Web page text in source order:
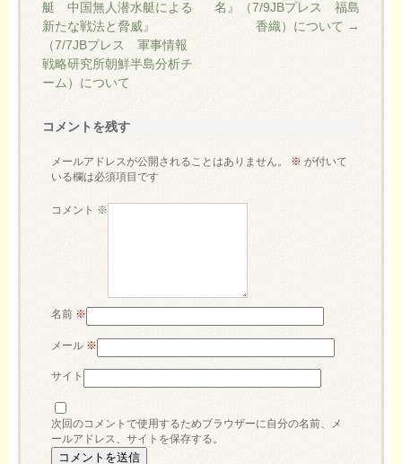
艇 中国無人潜水艇による
新たな戦法と脅威』
（7/7JBプレス 軍事情報
戦略研究所朝鮮半島分析チ
ーム）について
名』（7/9JBプレス 福島
香織）について →
コメントを残す
メールアドレスが公開されることはありません。 ※ が付いて
いる欄は必須項目です
コメント ※
名前 ※
メール ※
サイト
次回のコメントで使用するためブラウザーに自分の名前、メ
ールアドレス、サイトを保存する。